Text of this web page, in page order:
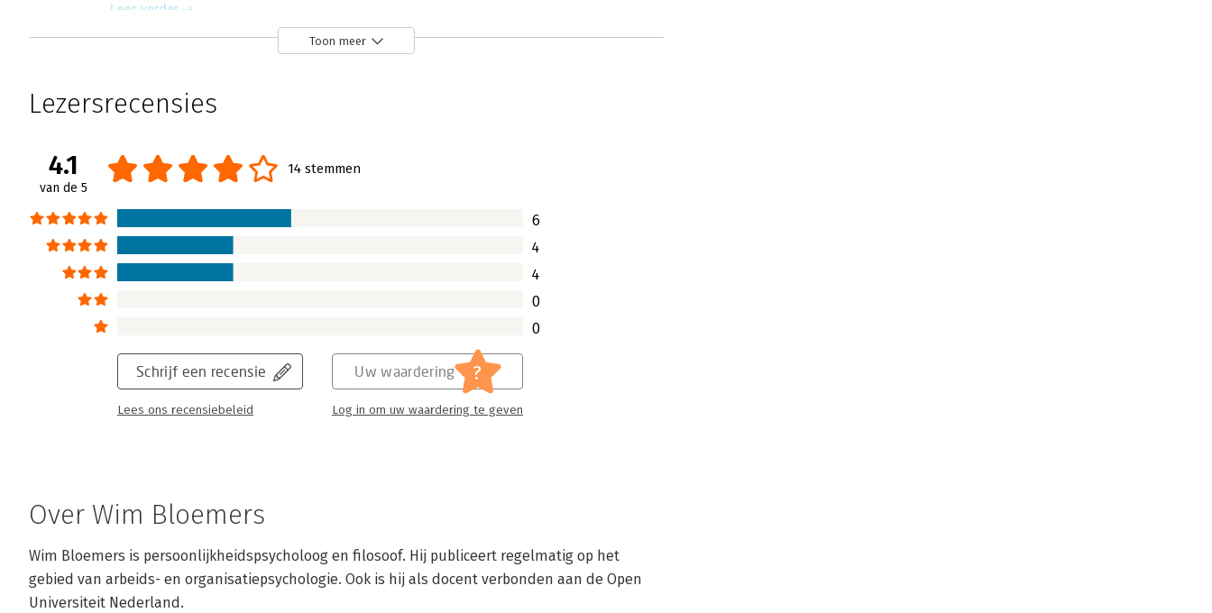
Lees verder
Toon meer
Lezersrecensies
4.1
van de 5
14 stemmen
6
4
4
0
0
Schrijf een recensie
Lees ons recensiebeleid
Uw waardering ?
Log in om uw waardering te geven
Over Wim Bloemers
Wim Bloemers is persoonlijkheidspsycholoog en filosoof. Hij publiceert regelmatig op het
gebied van arbeids- en organisatiepsychologie. Ook is hij als docent verbonden aan de Open
Universiteit Nederland.